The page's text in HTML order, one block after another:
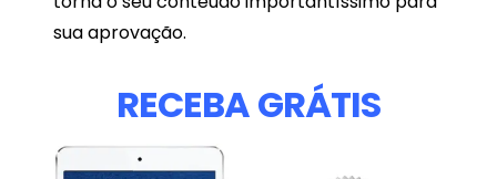
sua aprovação.
RECEBA GRÁTIS